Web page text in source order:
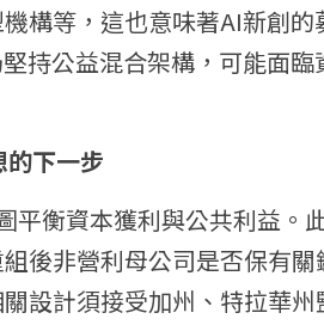
構等，這也意味著AI新創的
持公益混合架構，可能面
下一步
平衡資本獲利與公共利益。
後非營利母公司是否保有
設計須接受加州、特拉華